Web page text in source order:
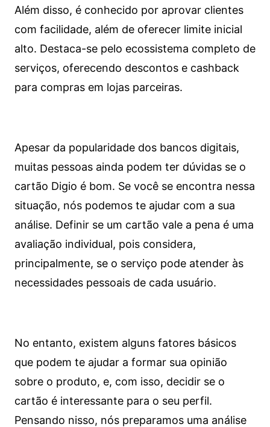
Além disso, é conhecido por aprovar clientes
com facilidade, além de oferecer limite inicial
alto. Destaca-se pelo ecossistema completo de
serviços, oferecendo descontos e cashback
para compras em lojas parceiras.
Apesar da popularidade dos bancos digitais,
muitas pessoas ainda podem ter dúvidas se o
cartão Digio é bom. Se você se encontra nessa
situação, nós podemos te ajudar com a sua
análise. Definir se um cartão vale a pena é uma
avaliação individual, pois considera,
principalmente, se o serviço pode atender às
necessidades pessoais de cada usuário.
No entanto, existem alguns fatores básicos
que podem te ajudar a formar sua opinião
sobre o produto, e, com isso, decidir se o
cartão é interessante para o seu perfil.
Pensando nisso, nós preparamos uma análise